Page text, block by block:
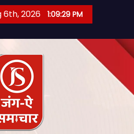
6th, 2026 1:09:30 PM